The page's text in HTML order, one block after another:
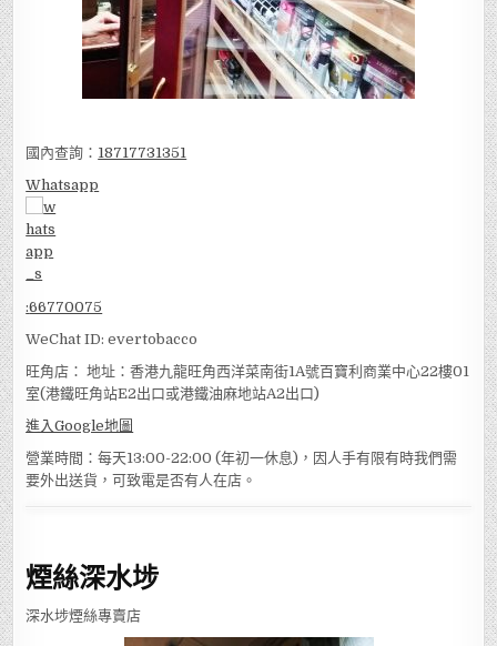
國內查詢： 18717731351
Whatsapp
:66770075
WeChat ID: evertobacco
旺角店： 地址：香港九龍旺角西洋菜南街1A號百寶利商業中心22樓01
室(港鐵旺角站E2出口或港鐵油麻地站A2出口)
進入Google地圖
營業時間：每天13:00-22:00 (年初一休息)，因人手有限有時我們需
要外出送貨，可致電是否有人在店。
煙絲深水埗
深水埗煙絲專賣店